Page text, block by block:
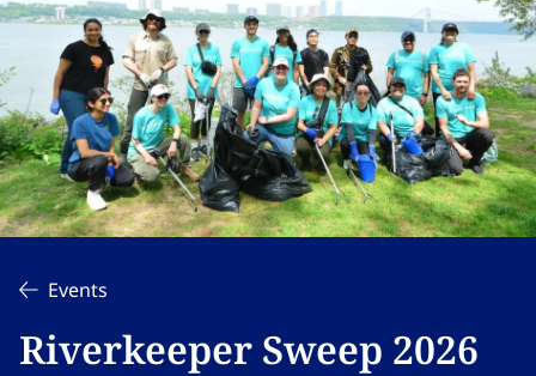
Events
Riverkeeper Sweep 2026​​​​‌ ‍ ​‍​‍‌‍ ‌ ​‍‌‍‍‌‌‍‌ ‌‍‍‌‌‍ ‍​‍​‍​ ‍‍​‍​‍‌ ​ ‌‍​‌‌‍ ‍‌‍‍‌‌ ‌​‌ ‍‌​‍ ‍‌‍‍‌‌‍ ​‍​‍​‍ ​​‍​‍‌‍‍​‌ ​‍‌‍‌‌‌‍‌‍​‍​‍​ ‍‍​‍​‍‌‍‍​‌ ‌​‌ ‌​‌ ​​‌ ​ ​ ‍‍​‍ ​‍ ‌‍​ ‌‍ ‌‌ ​ ​‍ ‍‌‍ ‌‌‍​‌‌‍‍‌‌‍ ‍​‍ ‍​ ​‍​ ​​​ ​‍​ ‌​‌ ​‍‌‍‌‌‌‍‌​‌‍‌‌‌ ​ ‌‍‍‌‌‍‌ ‌‍ ‍​‍ ‍‌ ​‍‌‍‍‌‌ ‌‍‌‍‌‌‌ ​‍‌‍‍ ‌‍‌‌‌‍‌‌‌ ​​‌‍‌‌‌ ​‍​‍ ‍‌‍ ‌ ​‍‌‍‌ ​‍ ‌‍‍‌‌‍ ‍‌ ‌​‌‍‌‌‌‍ ‍‌ ‌​​‍ ‌‍‌‌‌‍‌​‌‍‍‌‌ ‌​​‍ ‌‍ ‌‌‍ ‌‍‌​‌‍‌‌​ ‌‌ ​​‌ ​‍‌‍‌‌‌ ​ ‌‍‌‌‌‍ ‍‌ ‌​‌‍​‌‌ ‌​‌‍‍‌‌‍ ‌‍ ‍​ ‍ ‌‍‍‌‌‍‌​​ ‌‌‍‌‍​ ‌ ​ ​‍​ ‌‍​ ​​​ ‍‌‌‍‌​​ ​‌​‍ ‌​ ‌​​ ‌‌​ ‌​​ ‍‌​‍ ‌​ ‌​​ ‍​​ ‌ ​ ​​​‍ ‌‌‍​‌​ ‌​‌‍‌‍​ ‍‌​‍ ‌​ ​ ​ ‌‌​ ​ ‌‍‌​​ ‌‌‌‍‌‌‌‍​‍​ ​‌​ ‌‌‌‍​ ‌‍‌​​ ‌‍​ ‍ ‌ ‌​‌ ‍‌‌ ​​‌‍‌‌​ ‌‌‍‌‌‌ ‌‍‌‍‌‌‌‍ ‍‌ ‌​​ ‍ ‌ ​​‌‍​‌‌ ‌​‌‍‍​​ ‌‌ ‌​‌‍‍‌‌ ‌​‌‍ ​‌‍‌‌​ ‌‍​‍‌‍​‌‌ ​ ‌‍‌‌‌‌‌‌‌ ​‍‌‍ ​​ ‌‌‍‍​‌ ‌​‌ ‌​‌ ​​‌ ​ ​‍‌‌​ ​ ‌​​‌​‍‌‌​ ​‍‌​‌‍​‍‌‌​ ​‍‌​‌‍‌‍​ ‌‍ ‌‌ ​ ​‍ ‍‌‍ ‌‌‍​‌‌‍‍‌‌‍ ‍​‍ ‍​ ​‍​ ​​​ ​‍​ ‌​‌ ​‍‌‍‌‌‌‍‌​‌‍‌‌‌ ​ ‌‍‍‌‌‍‌ ‌‍ ‍​‍ ‍‌ ​‍‌‍‍‌‌ ‌‍‌‍‌‌‌ ​‍‌‍‍ ‌‍‌‌‌‍‌‌‌ ​​‌‍‌‌‌ ​‍​‍ ‍‌‍ ‌ ​‍‌‍‌ ​‍‌‍‌‍‍‌‌‍‌​​ ‌‌‍‌‍​ ‌ ​ ​‍​ ‌‍​ ​​​ ‍‌‌‍‌​​ ​‌​‍ ‌​ ‌​​ ‌‌​ ‌​​ ‍‌​‍ ‌​ ‌​​ ‍​​ ‌ ​ ​​​‍ ‌‌‍​‌​ ‌​‌‍‌‍​ ‍‌​‍ ‌​ ​ ​ ‌‌​ ​ ‌‍‌​​ ‌‌‌‍‌‌‌‍​‍​ ​‌​ ‌‌‌‍​ ‌‍‌​​ ‌‍​‍‌‍‌ ‌​‌ ‍‌‌ ​​‌‍‌‌​ ‌‌‍‌‌‌ ‌‍‌‍‌‌‌‍ ‍‌ ‌​​‍‌‍‌ ​​‌‍​‌‌ ‌​‌‍‍​​ ‌‌ ‌​‌‍‍‌‌ ‌​‌‍ ​‌‍‌‌​‍‌‍‌ ​​‌‍‌‌‌ ​‍‌ ​ ‌ ​​‌‍‌‌‌‍​ ‌ ‌​‌‍‍‌‌ ‌‍‌‍‌‌​ ‌‌ ​​‌ ‌‌‌‍​‍‌‍ ​‌‍‍‌‌ ​ ‌‍‍​‌‍‌‌‌‍‌​​‍​‍‌ ‌